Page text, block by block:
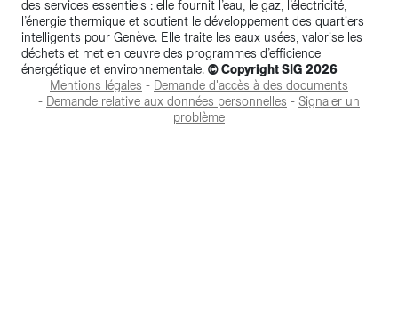
des services essentiels : elle fournit l’eau, le gaz, l’électricité,
l’énergie thermique et soutient le développement des quartiers
intelligents pour Genève. Elle traite les eaux usées, valorise les
déchets et met en œuvre des programmes d’efficience
énergétique et environnementale. © Copyright SIG 2026
Mentions légales - Demande d'accès à des documents
- Demande relative aux données personnelles - Signaler un
problème